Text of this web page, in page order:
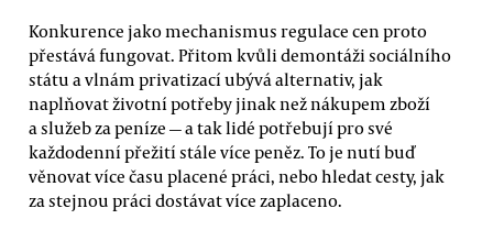
Konkurence jako mechanismus regulace cen proto
přestává fungovat. Přitom kvůli demontáži sociálního
státu a vlnám privatizací ubývá alternativ, jak
naplňovat životní potřeby jinak než nákupem zboží
a služeb za peníze — a tak lidé potřebují pro své
každodenní přežití stále více peněz. To je nutí buď
věnovat více času placené práci, nebo hledat cesty, jak
za stejnou práci dostávat více zaplaceno.